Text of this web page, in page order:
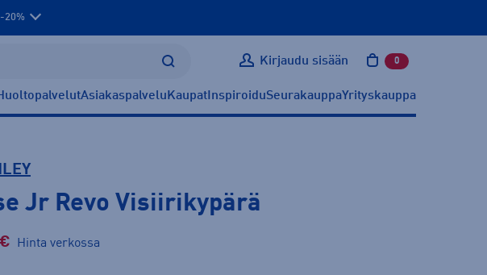
20%
Kirjaudu sisään 0 tuotetta
Asiakaspalvelu Kaupat InspiroiduSeurakauppaYrityskauppa
Jr Revo Visiirikypärä
Hinta verkossa